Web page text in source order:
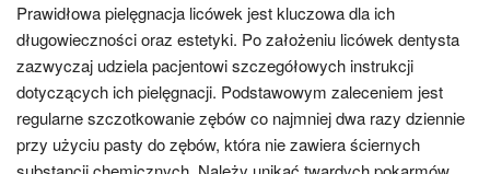
Prawidłowa pielęgnacja licówek jest kluczowa dla ich
długowieczności oraz estetyki. Po założeniu licówek dentysta
zazwyczaj udziela pacjentowi szczegółowych instrukcji
dotyczących ich pielęgnacji. Podstawowym zaleceniem jest
regularne szczotkowanie zębów co najmniej dwa razy dziennie
przy użyciu pasty do zębów, która nie zawiera ściernych